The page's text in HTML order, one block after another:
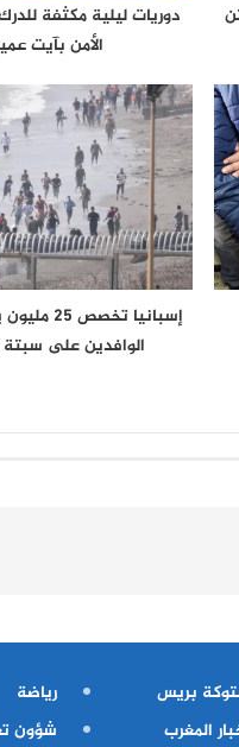
دوريات ليلية مكثفة
الأمن بآيت
إسبانيا
الوافدين على سبتة
بريس
المغرب
رياضة
شؤون